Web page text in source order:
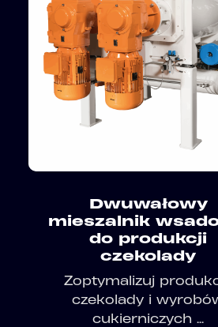
Dwuwałowy
mieszalnik
do produkcji
czekolady
Zoptymalizuj
czekolady i
cukierniczych ...